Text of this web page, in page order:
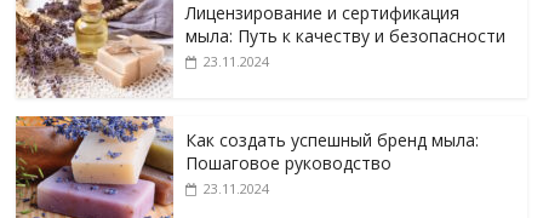
Лицензирование и сертификация
мыла: Путь к качеству и безопасности
23.11.2024
Как создать успешный бренд мыла:
Пошаговое руководство
23.11.2024